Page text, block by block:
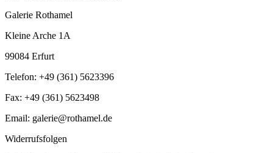
Galerie Rothamel
Kleine Arche 1A
99084 Erfurt
Telefon: +49 (361) 5623396
Fax: +49 (361) 5623498
Email: galerie@rothamel.de
Widerrufsfolgen